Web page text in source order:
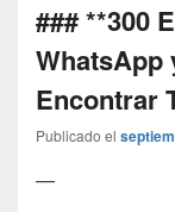
### **300
WhatsApp
Encontrar
Publicado el
—